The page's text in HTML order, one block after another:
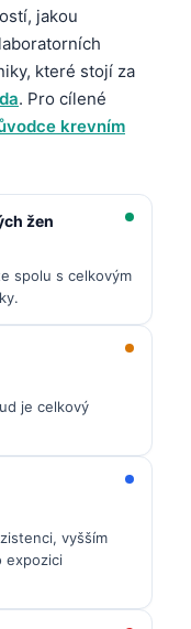
jakou
které stojí za
. Pro cílené
krevním
žen
spolu s celkovým
je celkový
vyšším
expozici